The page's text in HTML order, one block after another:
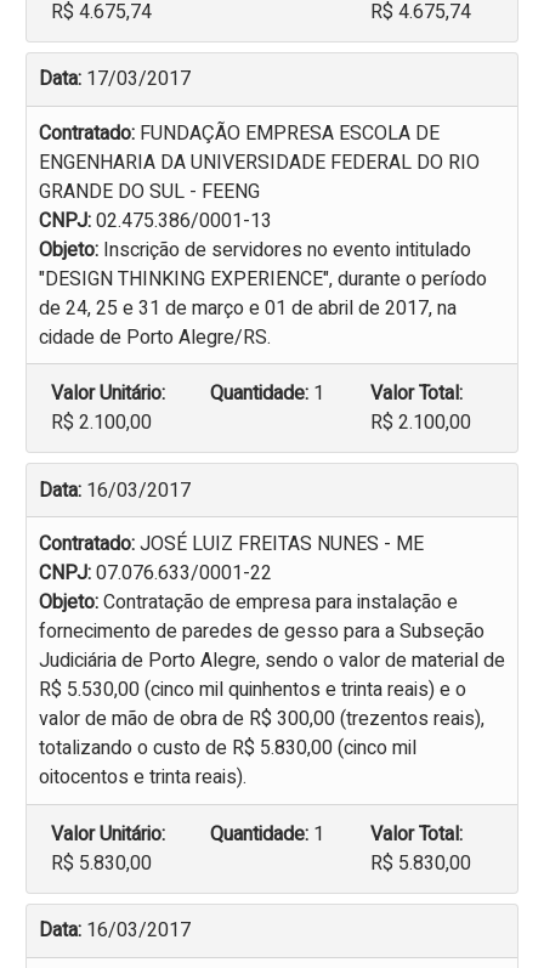
R$ 4.675,74 R$ 4.675,74
Data: 17/03/2017
Contratado: FUNDAÇÃO EMPRESA ESCOLA DE
ENGENHARIA DA UNIVERSIDADE FEDERAL DO RIO
GRANDE DO SUL - FEENG
CNPJ:02.475.386/0001-13
Objeto: Inscrição de servidores no evento intitulado
"DESIGN THINKING EXPERIENCE", durante o período
de 24, 25 e 31 de março e 01 de abril de 2017, na
cidade de Porto Alegre/RS.
Valor Unitário:
R$ 2.100,00
Quantidade: 1
Valor Total:
R$ 2.100,00
Data: 16/03/2017
Contratado:JOSÉ LUIZ FREITAS NUNES - ME
CNPJ:07.076.633/0001-22
Objeto:Contratação de empresa para instalação e
fornecimento de paredes de gesso para a Subseção
Judiciária de Porto Alegre, sendo o valor de material de
R$ 5.530,00 (cinco mil quinhentos e trinta reais) e o
valor de mão de obra de R$ 300,00 (trezentos reais),
totalizando o custo de R$ 5.830,00 (cinco mil
oitocentos e trinta reais).
Valor Unitário:
R$ 5.830,00
Quantidade: 1
Valor Total:
R$ 5.830,00
Data: 16/03/2017